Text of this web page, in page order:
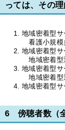
っては、その理
地域密着型
看護小
地域密着型
地域密
地域密着型
地域密
地域密着型
6 傍聴者数（